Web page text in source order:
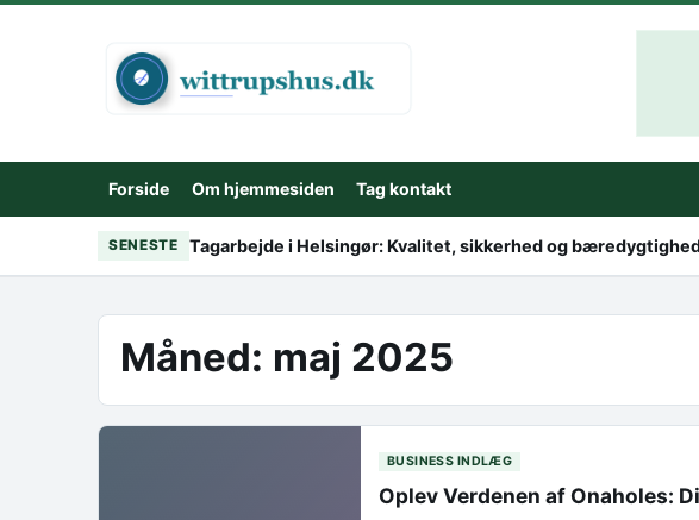
Forside Om hjemmesiden Tag kontakt
SENESTE Tagarbejde i Helsingør: Kvalitet, sikkerhed og
Måned: maj 2025
BUSINESS INDLÆG
Oplev Verdenen af Onaholes: